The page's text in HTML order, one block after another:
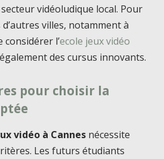
vidéoludique local. Pour
villes, notamment à
considérer l’ecole jeux vidéo
des cursus innovants.
pour choisir la
vidéo à Cannes nécessite
Les futurs étudiants